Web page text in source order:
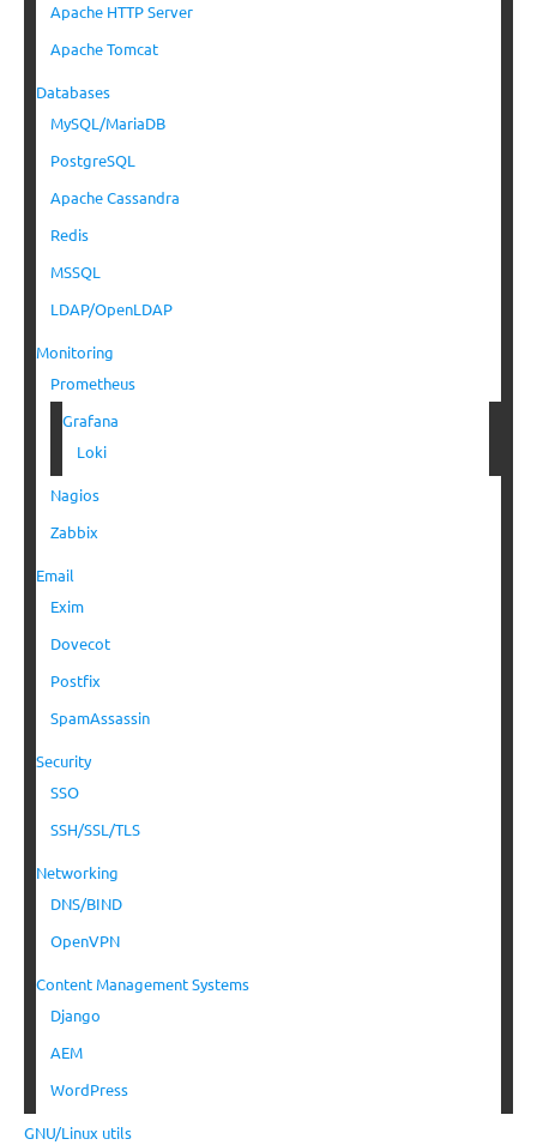
Apache HTTP Server
Apache Tomcat
Databases
MySQL/MariaDB
PostgreSQL
Apache Cassandra
Redis
MSSQL
LDAP/OpenLDAP
Monitoring
Prometheus
Grafana
Loki
Nagios
Zabbix
Email
Exim
Dovecot
Postfix
SpamAssassin
Security
SSO
SSH/SSL/TLS
Networking
DNS/BIND
OpenVPN
Content Management Systems
Django
AEM
WordPress
GNU/Linux utils